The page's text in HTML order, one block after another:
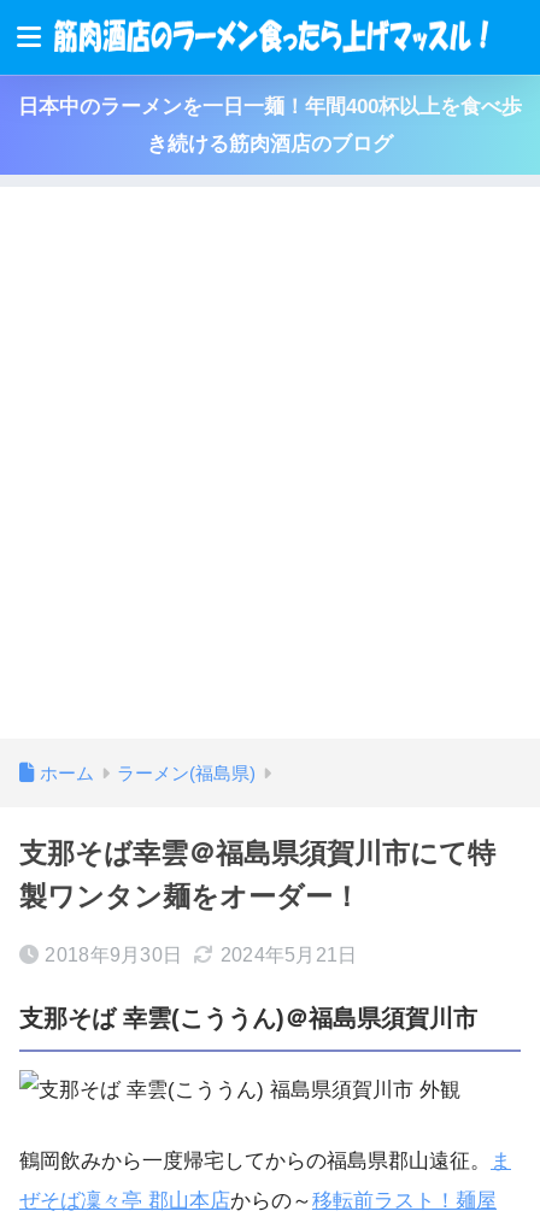
日本中のラーメンを一日一麺！年間400杯以上を食べ歩
き続ける筋肉酒店のブログ
ホーム ラーメン(福島県)
支那そば幸雲＠福島県須賀川市にて特
製ワンタン麺をオーダー！
2018年9月30日 2024年5月21日
支那そば 幸雲(こううん)＠福島県須賀川市
鶴岡飲みから一度帰宅してからの福島県郡山遠征。
ま
ぜそば凜々亭 郡山本店からの～移転前ラスト！麺屋